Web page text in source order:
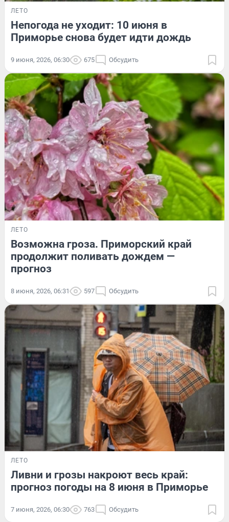
ЛЕТО
Непогода не уходит: 10 июня в
Приморье снова будет идти дождь
9 июня, 2026, 06:30 675 Обсудить
ЛЕТО
Возможна гроза. Приморский край
продолжит поливать дождем —
прогноз
8 июня, 2026, 06:31 597 Обсудить
ЛЕТО
Ливни и грозы накроют весь край:
прогноз погоды на 8 июня в Приморье
7 июня, 2026, 06:30 763 Обсудить